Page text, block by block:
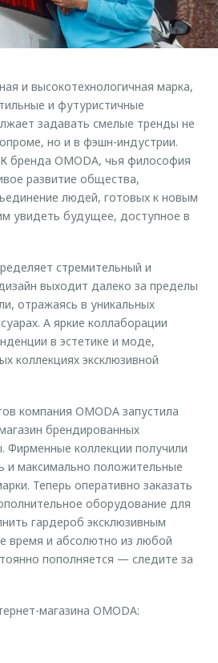
и высокотехнологичная марка,
и футуристичные
задавать смелые тренды не
но и в фэшн-индустрии.
OMODA, чья философия
развитие общества,
людей, готовых к новым
увидеть будущее, доступное в
стремительный и
выходит далеко за пределы
отражаясь в уникальных
А яркие коллаборации
в эстетике и моде,
коллекциях эксклюзивной
компания OMODA запустила
брендированных
Фирменные коллекции получили
и максимально положительные
Теперь оперативно заказать
оборудование для
гардероб эксклюзивным
время и абсолютно из любой
пополняется — следите за
магазина OMODA: